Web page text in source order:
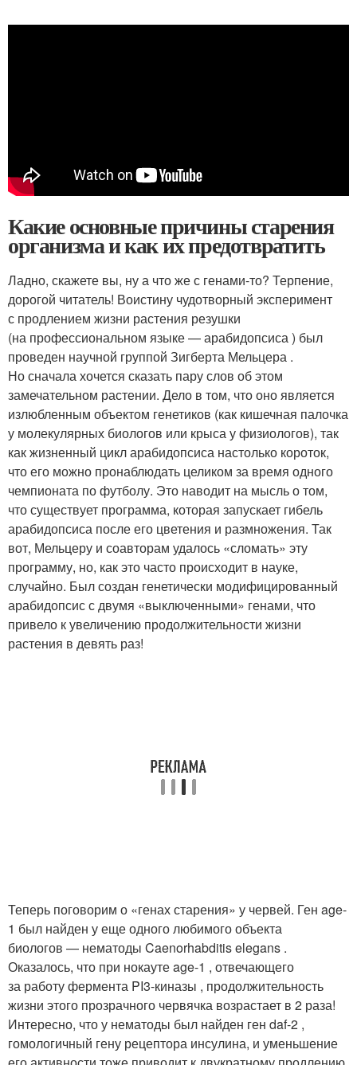
Какие основные причины старения
организма и как их предотвратить
Ладно, скажете вы, ну а что же с генами-то? Терпение,
дорогой читатель! Воистину чудотворный эксперимент
с продлением жизни растения резушки
(на профессиональном языке — арабидопсиса ) был
проведен научной группой Зигберта Мельцера .
Но сначала хочется сказать пару слов об этом
замечательном растении. Дело в том, что оно является
излюбленным объектом генетиков (как кишечная палочка
у молекулярных биологов или крыса у физиологов), так
как жизненный цикл арабидопсиса настолько короток,
что его можно пронаблюдать целиком за время одного
чемпионата по футболу. Это наводит на мысль о том,
что существует программа, которая запускает гибель
арабидопсиса после его цветения и размножения. Так
вот, Мельцеру и соавторам удалось «сломать» эту
программу, но, как это часто происходит в науке,
случайно. Был создан генетически модифицированный
арабидопсис с двумя «выключенными» генами, что
привело к увеличению продолжительности жизни
растения в девять раз!
Теперь поговорим о «генах старения» у червей. Ген age-
1 был найден у еще одного любимого объекта
биологов — нематоды Caenorhabditis elegans .
Оказалось, что при нокауте age-1 , отвечающего
за работу фермента PI3-киназы , продолжительность
жизни этого прозрачного червячка возрастает в 2 раза!
Интересно, что у нематоды был найден ген daf-2 ,
гомологичный гену рецептора инсулина, и уменьшение